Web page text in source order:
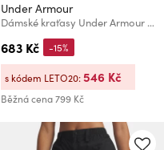
Under Armour
Dámské kraťasy Under Armour HeatGear Shorty-RED
683 Kč
Běžná cena799 Kč
-15%
s kódem LETO20:546 Kč